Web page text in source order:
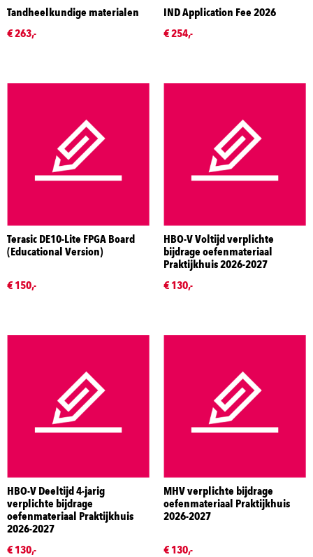
Tandheelkundige materialen
€ 263,-
IND Application Fee 2026
€ 254,-
Terasic DE10-Lite FPGA Board
(Educational Version)
€ 150,-
HBO-V Voltijd verplichte
bijdrage oefenmateriaal
Praktijkhuis 2026-2027
€ 130,-
HBO-V Deeltijd 4-jarig
verplichte bijdrage
oefenmateriaal Praktijkhuis
2026-2027
€ 130,-
MHV verplichte bijdrage
oefenmateriaal Praktijkhuis
2026-2027
€ 130,-